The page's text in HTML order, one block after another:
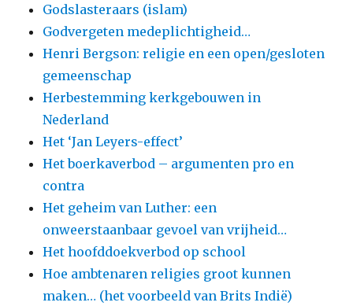
Godslasteraars (islam)
Godvergeten medeplichtigheid…
Henri Bergson: religie en een open/gesloten
gemeenschap
Herbestemming kerkgebouwen in
Nederland
Het ‘Jan Leyers-effect’
Het boerkaverbod – argumenten pro en
contra
Het geheim van Luther: een
onweerstaanbaar gevoel van vrijheid…
Het hoofddoekverbod op school
Hoe ambtenaren religies groot kunnen
maken… (het voorbeeld van Brits Indië)